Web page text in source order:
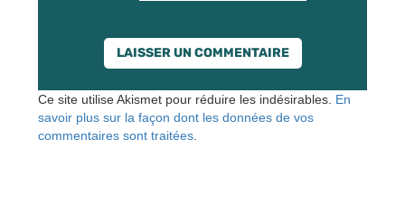
Ce site utilise Akismet pour réduire les indésirables. En
savoir plus sur la façon dont les données de vos
commentaires sont traitées